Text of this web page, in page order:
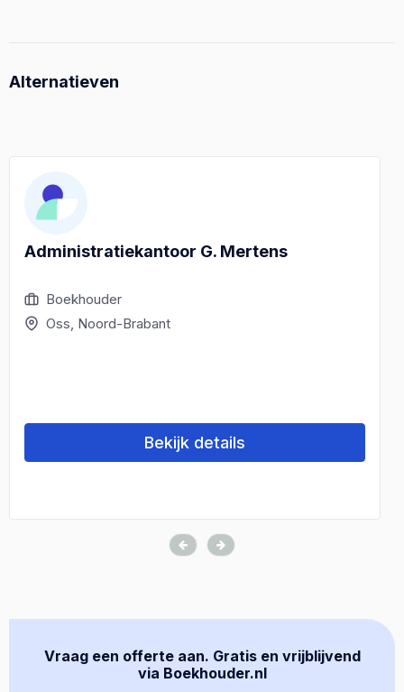
Alternatieven
Administratiekantoor G. Mertens
Boekhouder
Oss, Noord-Brabant
Bekijk details
Vraag een offerte aan. Gratis en vrijblijvend
via Boekhouder.nl